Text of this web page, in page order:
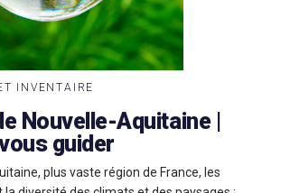
INVENTAIRE
Nouvelle-Aquitaine |
guider
plus vaste région de France, les